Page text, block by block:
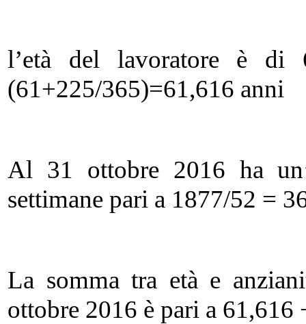
l’età del lavoratore è
(61+225/365)=61,616 anni
Al 31 ottobre 2016 ha
settimane pari a 1877/52 =
La somma tra età e
ottobre 2016 è pari a